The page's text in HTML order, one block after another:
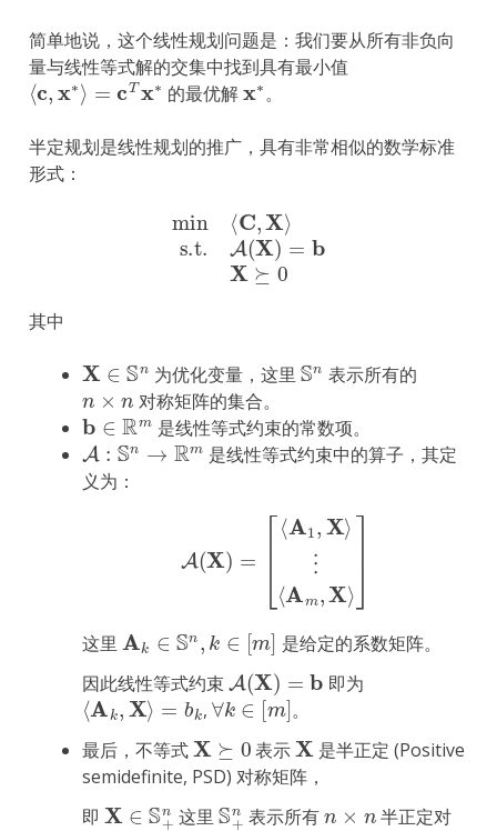
简单地说，这个线性规划问题是：我们要从所有非负向
量与线性等式解的交集中找到具有最小值
⟨c,x∗⟩=cTx∗
的最优解
x∗
。
半定规划是线性规划的推广，具有非常相似的数学标准
形式：
min⟨C,X s.t.A(X)
其中
X∈ n
为优化变量，这里
S
表示所有的
n× n
对称矩阵的集合。
b ∈Rm
是线性等式约束的常数项。
A: Sn→ Rm
是线性等式约束中的算子，其定
义为：
X⟩⋮ Am X
这里
A n,k ∈ m]
是给定的系数矩阵。
因此线性等式约束
A( X)=
即为
⟨Ak,X⟩=bk
,
∀k∈[m ]
。
最后，不等式
X⪰
表示
X
是半正定 (Positive
semidefinite, PSD) 对称矩阵，
即
X∈ +n
这里
S+ n
表示所有
半正定对